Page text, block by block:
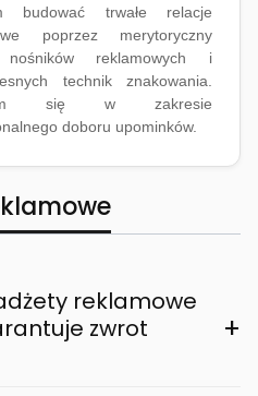
budować trwałe relacje
poprzez merytoryczny
reklamowych i
technik znakowania.
się w zakresie
doboru upominków.
reklamowe
zwrot
+